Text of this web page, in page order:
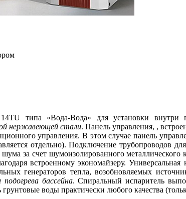
типа «Вода-Вода» для установки внутри
нержавеющей стали. Панель управления, ,
управления. В этом случае панель
отдельно). Подключение трубопроводов
за счет шумоизолированного
встроенному экономайзеру.
генераторов тепла, возобновляемых
бассейна. Спиральный испаритель
грунтовые воды практически любого качества